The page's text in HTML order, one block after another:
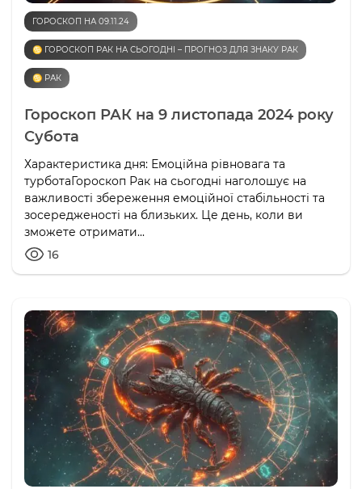
ГОРОСКОП НА 09.11.24
♋️ ГОРОСКОП РАК НА СЬОГОДНІ – ПРОГНОЗ ДЛЯ ЗНАКУ РАК
♋️ РАК
Гороскоп РАК на 9 листопада 2024 року
Субота
Характеристика дня: Емоційна рівновага та
турботаГороскоп Рак на сьогодні наголошує на
важливості збереження емоційної стабільності та
зосередженості на близьких. Це день, коли ви
зможете отримати...
16